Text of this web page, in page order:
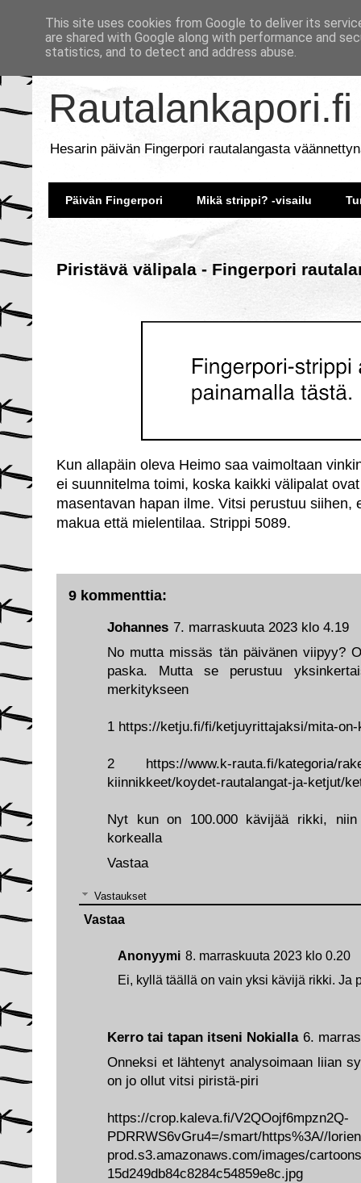
Rautalankapori.fi
Hesarin päivän Fingerpori rautalangasta
Päivän Fingerpori Mikä strippi? -visailu
Piristävä välipala - Fingerpori
Kun allapäin oleva Heimo saa vaimoltaan
ei suunnitelma toimi, koska kaikki välipalat
masentavan hapan ilme. Vitsi perustuu siihen,
makua että mielentilaa. Strippi 5089.
9 kommenttia:
Kerro tai tapan itseni Nokialla 6.
Onneksi et lähtenyt analysoimaan liian
on jo ollut vitsi piristä-piri
https://crop.kaleva.fi/V2QOojf6mpzn2Q-
PDRRWS6vGru4=/smart/https%3A//
prod.s3.amazonaws.com/images/
15d249db84c8284c54859e8c.jpg
Johannes 7. marraskuuta 2023 klo 4.19
No mutta missäs tän päivänen viipyy?
paska. Mutta se perustuu
merkitykseen
1 https://ketju.fi/fi/ketjuyrittajaksi/mita-
2 https://www.k-rauta.fi/kategoria/
kiinnikkeet/koydet-rautalangat-ja-ketjut/
Nyt kun on 100.000 kävijää rikki,
korkealla
Vastaa
Vastaukset
Anonyymi 8. marraskuuta 2023 klo 0.20
Ei, kyllä täällä on vain yksi kävijä rikki. Ja
Vastaa
This site uses cookies from Google to deliver its
are shared with Google along with performance and
statistics, and to detect and address abuse.